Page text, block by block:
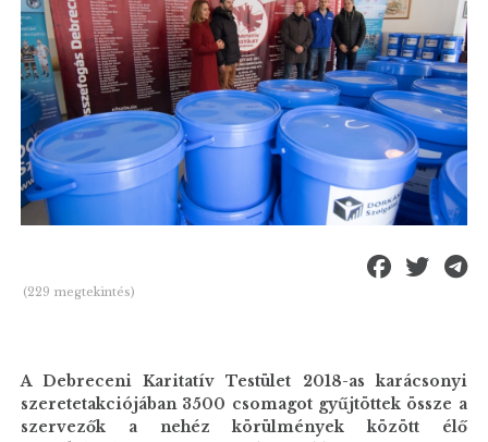
(229 megtekintés)
A Debreceni Karitatív Testület 2018-as karácsonyi
szeretetakciójában 3500 csomagot gyűjtöttek össze a
szervezők a nehéz körülmények között élő